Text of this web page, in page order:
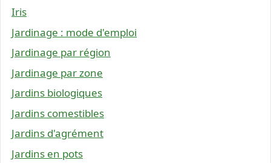
Iris
Jardinage : mode d'emploi
Jardinage par région
Jardinage par zone
Jardins biologiques
Jardins comestibles
Jardins d'agrément
Jardins en pots